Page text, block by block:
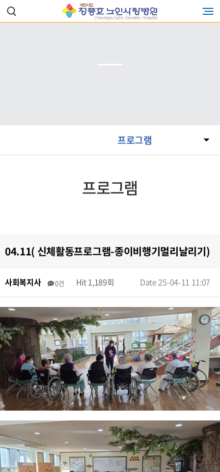
프로그램
프로그램
04.11( 신체활동프로그램-종이비행기멀리날리기)
사회복지사 0건 Hit 1,189회 Date 25-04-11 11:07